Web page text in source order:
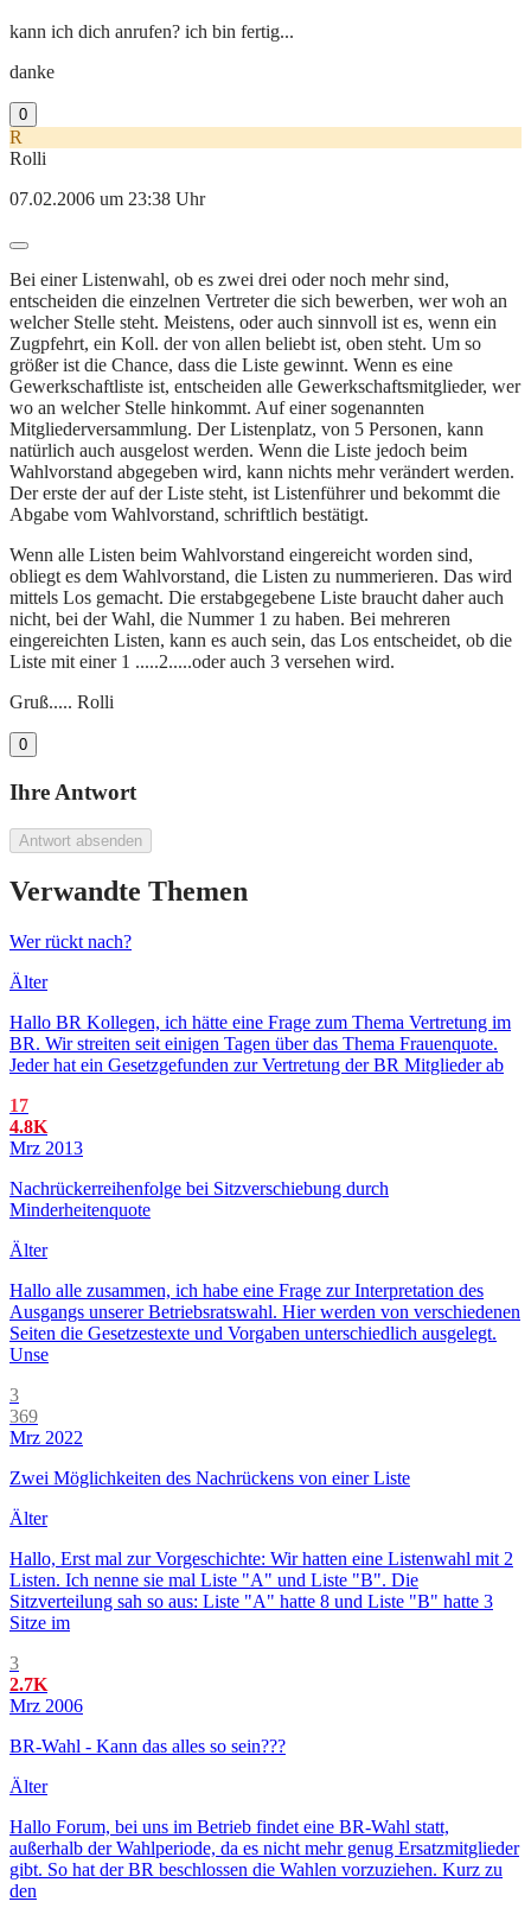
kann ich dich anrufen? ich bin fertig...
danke
0
R
Rolli
07.02.2006 um 23:38 Uhr
Bei einer Listenwahl, ob es zwei drei oder noch mehr sind,
entscheiden die einzelnen Vertreter die sich bewerben, wer woh an
welcher Stelle steht. Meistens, oder auch sinnvoll ist es, wenn ein
Zugpfehrt, ein Koll. der von allen beliebt ist, oben steht. Um so
größer ist die Chance, dass die Liste gewinnt. Wenn es eine
Gewerkschaftliste ist, entscheiden alle Gewerkschaftsmitglieder, wer
wo an welcher Stelle hinkommt. Auf einer sogenannten
Mitgliederversammlung. Der Listenplatz, von 5 Personen, kann
natürlich auch ausgelost werden. Wenn die Liste jedoch beim
Wahlvorstand abgegeben wird, kann nichts mehr verändert werden.
Der erste der auf der Liste steht, ist Listenführer und bekommt die
Abgabe vom Wahlvorstand, schriftlich bestätigt.
Wenn alle Listen beim Wahlvorstand eingereicht worden sind,
obliegt es dem Wahlvorstand, die Listen zu nummerieren. Das wird
mittels Los gemacht. Die erstabgegebene Liste braucht daher auch
nicht, bei der Wahl, die Nummer 1 zu haben. Bei mehreren
eingereichten Listen, kann es auch sein, das Los entscheidet, ob die
Liste mit einer 1 .....2.....oder auch 3 versehen wird.
Gruß..... Rolli
0
Ihre Antwort
Antwort absenden
Verwandte Themen
Wer rückt nach?
Älter
Hallo BR Kollegen, ich hätte eine Frage zum Thema Vertretung im
BR. Wir streiten seit einigen Tagen über das Thema Frauenquote.
Jeder hat ein Gesetzgefunden zur Vertretung der BR Mitglieder ab
17
4.8K
Mrz 2013
Nachrückerreihenfolge bei Sitzverschiebung durch
Minderheitenquote
Älter
Hallo alle zusammen, ich habe eine Frage zur Interpretation des
Ausgangs unserer Betriebsratswahl. Hier werden von verschiedenen
Seiten die Gesetzestexte und Vorgaben unterschiedlich ausgelegt.
Unse
3
369
Mrz 2022
Zwei Möglichkeiten des Nachrückens von einer Liste
Älter
Hallo, Erst mal zur Vorgeschichte: Wir hatten eine Listenwahl mit 2
Listen. Ich nenne sie mal Liste "A" und Liste "B". Die
Sitzverteilung sah so aus: Liste "A" hatte 8 und Liste "B" hatte 3
Sitze im
3
2.7K
Mrz 2006
BR-Wahl - Kann das alles so sein???
Älter
Hallo Forum, bei uns im Betrieb findet eine BR-Wahl statt,
außerhalb der Wahlperiode, da es nicht mehr genug Ersatzmitglieder
gibt. So hat der BR beschlossen die Wahlen vorzuziehen. Kurz zu
den